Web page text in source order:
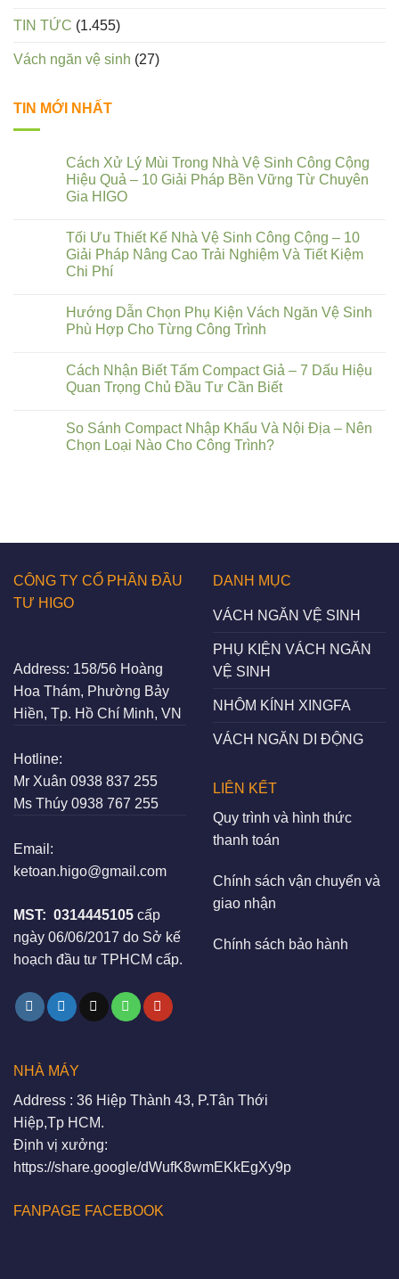
TIN TỨC (1.455)
Vách ngăn vệ sinh (27)
TIN MỚI NHẤT
Cách Xử Lý Mùi Trong Nhà Vệ Sinh Công Cộng
Hiệu Quả – 10 Giải Pháp Bền Vững Từ Chuyên
Gia HIGO
Tối Ưu Thiết Kế Nhà Vệ Sinh Công Cộng – 10
Giải Pháp Nâng Cao Trải Nghiệm Và Tiết Kiệm
Chi Phí
Hướng Dẫn Chọn Phụ Kiện Vách Ngăn Vệ Sinh
Phù Hợp Cho Từng Công Trình
Cách Nhận Biết Tấm Compact Giả – 7 Dấu Hiệu
Quan Trọng Chủ Đầu Tư Cần Biết
So Sánh Compact Nhập Khẩu Và Nội Địa – Nên
Chọn Loại Nào Cho Công Trình?
CÔNG TY CỔ PHẦN ĐẦU
TƯ HIGO
Address: 158/56 Hoàng
Hoa Thám, Phường Bảy
Hiền, Tp. Hồ Chí Minh, VN
Hotline:
Mr Xuân 0938 837 255
Ms Thúy 0938 767 255
Email:
ketoan.higo@gmail.com
MST: 0314445105 cấp
ngày 06/06/2017 do Sở kế
hoạch đầu tư TPHCM cấp.
DANH MỤC
VÁCH NGĂN VỆ SINH
PHỤ KIỆN VÁCH NGĂN
VỆ SINH
NHÔM KÍNH XINGFA
VÁCH NGĂN DI ĐỘNG
LIÊN KẾT
Quy trình và hình thức
thanh toán
Chính sách vận chuyển và
giao nhận
Chính sách bảo hành
NHÀ MÁY
Address : 36 Hiệp Thành 43, P.Tân Thới
Hiệp,Tp HCM.
Định vị xưởng:
https://share.google/dWufK8wmEKkEgXy9p
FANPAGE FACEBOOK